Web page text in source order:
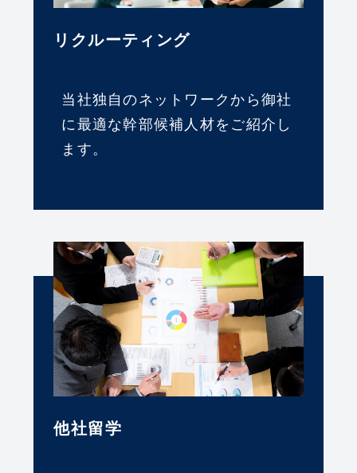
リクルーティング
当社独⾃のネットワークから御社
に最適な幹部候補⼈材をご紹介し
ます。
他社留学